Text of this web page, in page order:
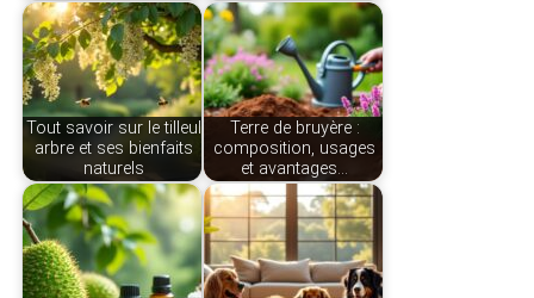
Tout savoir sur le tilleul
arbre et ses bienfaits
naturels
Terre de bruyère :
composition, usages
et avantages…